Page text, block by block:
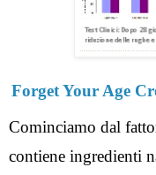
Forget Your Age
Cominciamo dal
contiene ingredienti